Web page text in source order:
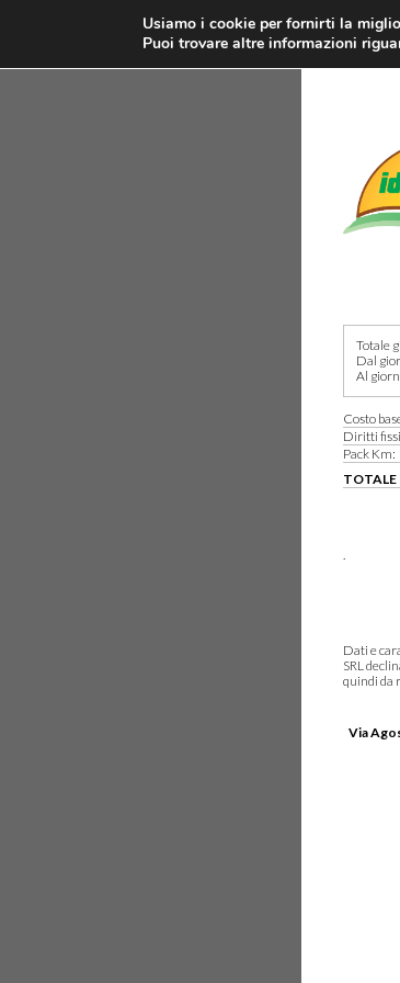
Totale
Dal
Al
Costo
Diritti fissi
Pack
TOTALE
.
Dati e
SRL
quindi da
Via
Usiamo i cookie per fornirti la
Puoi trovare altre informazioni